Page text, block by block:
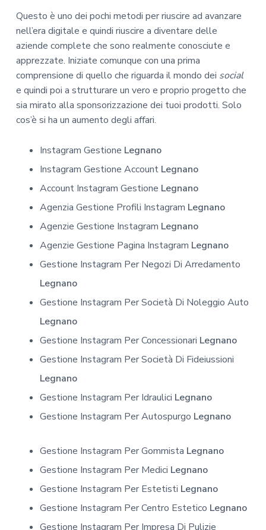
Questo è uno dei pochi metodi per riuscire ad avanzare
nell’era digitale e quindi riuscire a diventare delle
aziende complete che sono realmente conosciute e
apprezzate. Iniziate comunque con una prima
comprensione di quello che riguarda il mondo dei social
e quindi poi a strutturare un vero e proprio progetto che
sia mirato alla sponsorizzazione dei tuoi prodotti. Solo
cos’è si ha un aumento degli affari.
Instagram Gestione Legnano
Instagram Gestione Account Legnano
Account Instagram Gestione Legnano
Agenzia Gestione Profili Instagram Legnano
Agenzie Gestione Instagram Legnano
Agenzie Gestione Pagina Instagram Legnano
Gestione Instagram Per Negozi Di Arredamento
Legnano
Gestione Instagram Per Società Di Noleggio Auto
Legnano
Gestione Instagram Per Concessionari Legnano
Gestione Instagram Per Società Di Fideiussioni
Legnano
Gestione Instagram Per Idraulici Legnano
Gestione Instagram Per Autospurgo Legnano
Gestione Instagram Per Gommista Legnano
Gestione Instagram Per Medici Legnano
Gestione Instagram Per Estetisti Legnano
Gestione Instagram Per Centro Estetico Legnano
Gestione Instagram Per Impresa Di Pulizie